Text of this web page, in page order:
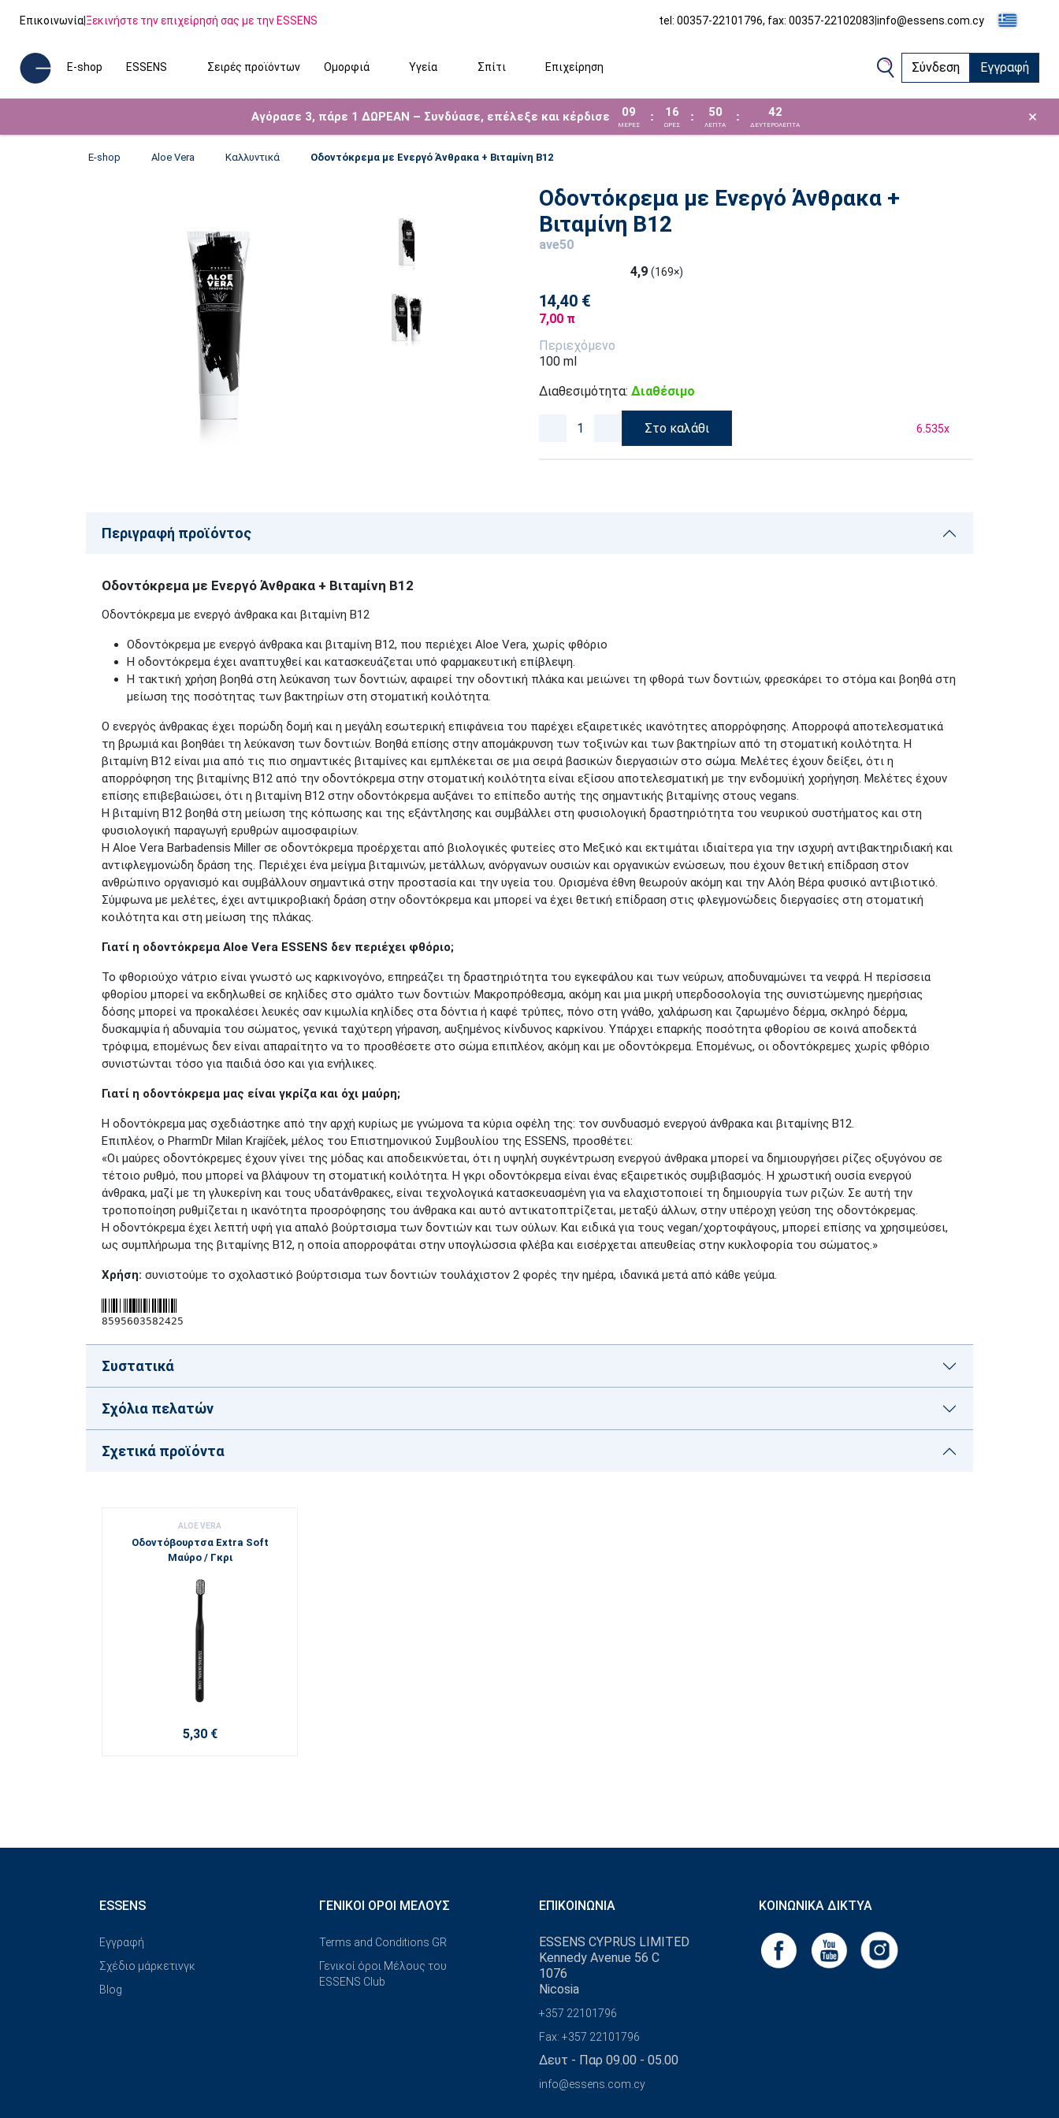
Επικοινωνία|Ξεκινήστε την επιχείρησή σας με την ESSENS tel: 00357-22101796, fax: 00357-22102083|info@essens.com.cy
E-shop ESSENS Σειρές προϊόντων Ομορφιά Υγεία Σπίτι Επιχείρηση Σύνδεση Εγγραφή
Αγόρασε 3, πάρε 1 ΔΩΡΕΑΝ – Συνδύασε, επέλεξε και κέρδισε 09
ΜΈΡΕΣ
: 16
ΩΡΕΣ
: 50
ΛΕΠΤΑ
: 42
ΔΕΥΤΕΡΟΛΕΠΤΑ ×
E-shop Aloe Vera Καλλυντικά Οδοντόκρεμα με Ενεργό Άνθρακα + Βιταμίνη Β12
Οδοντόκρεμα με Ενεργό Άνθρακα +
Βιταμίνη Β12
ave50
4,9 (169×)
14,40 €
7,00 π
Περιεχόμενο
100 ml
Διαθεσιμότητα: Διαθέσιμο
Στο καλάθι 6.535x
Περιγραφή προϊόντος
Οδοντόκρεμα με Ενεργό Άνθρακα + Βιταμίνη Β12
Οδοντόκρεμα με ενεργό άνθρακα και βιταμίνη Β12
Οδοντόκρεμα με ενεργό άνθρακα και βιταμίνη Β12, που περιέχει Aloe Vera, χωρίς φθόριο
Η οδοντόκρεμα έχει αναπτυχθεί και κατασκευάζεται υπό φαρμακευτική επίβλεψη.
Η τακτική χρήση βοηθά στη λεύκανση των δοντιών, αφαιρεί την οδοντική πλάκα και μειώνει τη φθορά των δοντιών, φρεσκάρει το στόμα και βοηθά στη
μείωση της ποσότητας των βακτηρίων στη στοματική κοιλότητα.
Ο ενεργός άνθρακας έχει πορώδη δομή και η μεγάλη εσωτερική επιφάνεια του παρέχει εξαιρετικές ικανότητες απορρόφησης. Απορροφά αποτελεσματικά
τη βρωμιά και βοηθάει τη λεύκανση των δοντιών. Βοηθά επίσης στην απομάκρυνση των τοξινών και των βακτηρίων από τη στοματική κοιλότητα. Η
βιταμίνη Β12 είναι μια από τις πιο σημαντικές βιταμίνες και εμπλέκεται σε μια σειρά βασικών διεργασιών στο σώμα. Μελέτες έχουν δείξει, ότι η
απορρόφηση της βιταμίνης Β12 από την οδοντόκρεμα στην στοματική κοιλότητα είναι εξίσου αποτελεσματική με την ενδομυϊκή χορήγηση. Μελέτες έχουν
επίσης επιβεβαιώσει, ότι η βιταμίνη Β12 στην οδοντόκρεμα αυξάνει το επίπεδο αυτής της σημαντικής βιταμίνης στους vegans.
Η βιταμίνη Β12 βοηθά στη μείωση της κόπωσης και της εξάντλησης και συμβάλλει στη φυσιολογική δραστηριότητα του νευρικού συστήματος και στη
φυσιολογική παραγωγή ερυθρών αιμοσφαιρίων.
Η Aloe Vera Barbadensis Miller σε οδοντόκρεμα προέρχεται από βιολογικές φυτείες στο Μεξικό και εκτιμάται ιδιαίτερα για την ισχυρή αντιβακτηριδιακή και
αντιφλεγμονώδη δράση της. Περιέχει ένα μείγμα βιταμινών, μετάλλων, ανόργανων ουσιών και οργανικών ενώσεων, που έχουν θετική επίδραση στον
ανθρώπινο οργανισμό και συμβάλλουν σημαντικά στην προστασία και την υγεία του. Ορισμένα έθνη θεωρούν ακόμη και την Αλόη Βέρα φυσικό αντιβιοτικό.
Σύμφωνα με μελέτες, έχει αντιμικροβιακή δράση στην οδοντόκρεμα και μπορεί να έχει θετική επίδραση στις φλεγμονώδεις διεργασίες στη στοματική
κοιλότητα και στη μείωση της πλάκας.
Γιατί η οδοντόκρεμα Aloe Vera ESSENS δεν περιέχει φθόριο;
Το φθοριούχο νάτριο είναι γνωστό ως καρκινογόνο, επηρεάζει τη δραστηριότητα του εγκεφάλου και των νεύρων, αποδυναμώνει τα νεφρά. Η περίσσεια
φθορίου μπορεί να εκδηλωθεί σε κηλίδες στο σμάλτο των δοντιών. Μακροπρόθεσμα, ακόμη και μια μικρή υπερδοσολογία της συνιστώμενης ημερήσιας
δόσης μπορεί να προκαλέσει λευκές σαν κιμωλία κηλίδες στα δόντια ή καφέ τρύπες, πόνο στη γνάθο, χαλάρωση και ζαρωμένο δέρμα, σκληρό δέρμα,
δυσκαμψία ή αδυναμία του σώματος, γενικά ταχύτερη γήρανση, αυξημένος κίνδυνος καρκίνου. Υπάρχει επαρκής ποσότητα φθορίου σε κοινά αποδεκτά
τρόφιμα, επομένως δεν είναι απαραίτητο να το προσθέσετε στο σώμα επιπλέον, ακόμη και με οδοντόκρεμα. Επομένως, οι οδοντόκρεμες χωρίς φθόριο
συνιστώνται τόσο για παιδιά όσο και για ενήλικες.
Γιατί η οδοντόκρεμα μας είναι γκρίζα και όχι μαύρη;
Η οδοντόκρεμα μας σχεδιάστηκε από την αρχή κυρίως με γνώμονα τα κύρια οφέλη της: τον συνδυασμό ενεργού άνθρακα και βιταμίνης Β12.
Επιπλέον, ο PharmDr Milan Krajíček, μέλος του Επιστημονικού Συμβουλίου της ESSENS, προσθέτει:
«Οι μαύρες οδοντόκρεμες έχουν γίνει της μόδας και αποδεικνύεται, ότι η υψηλή συγκέντρωση ενεργού άνθρακα μπορεί να δημιουργήσει ρίζες οξυγόνου σε
τέτοιο ρυθμό, που μπορεί να βλάψουν τη στοματική κοιλότητα. Η γκρι οδοντόκρεμα είναι ένας εξαιρετικός συμβιβασμός. Η χρωστική ουσία ενεργού
άνθρακα, μαζί με τη γλυκερίνη και τους υδατάνθρακες, είναι τεχνολογικά κατασκευασμένη για να ελαχιστοποιεί τη δημιουργία των ριζών. Σε αυτή την
τροποποίηση ρυθμίζεται η ικανότητα προσρόφησης του άνθρακα και αυτό αντικατοπτρίζεται, μεταξύ άλλων, στην υπέροχη γεύση της οδοντόκρεμας.
Η οδοντόκρεμα έχει λεπτή υφή για απαλό βούρτσισμα των δοντιών και των ούλων. Και ειδικά για τους vegan/χορτοφάγους, μπορεί επίσης να χρησιμεύσει,
ως συμπλήρωμα της βιταμίνης Β12, η οποία απορροφάται στην υπογλώσσια φλέβα και εισέρχεται απευθείας στην κυκλοφορία του σώματος.»
Χρήση: συνιστούμε το σχολαστικό βούρτσισμα των δοντιών τουλάχιστον 2 φορές την ημέρα, ιδανικά μετά από κάθε γεύμα.
8595603582425
Συστατικά
Σχόλια πελατών
Σχετικά προϊόντα
ALOE VERA
Οδοντόβουρτσα Extra Soft
Μαύρο / Γκρι
5,30 €
ESSENS
Εγγραφή
Σχέδιο μάρκετινγκ
Blog
ΓΕΝΙΚΟΊ ΌΡΟΙ ΜΈΛΟΥΣ
Terms and Conditions GR
Γενικοί όροι Μέλους του
ESSENS Club
ΕΠΙΚΟΙΝΩΝΊΑ
ESSENS CYPRUS LIMITED
Kennedy Avenue 56 C
1076
Nicosia
+357 22101796
Fax: +357 22101796
Δευτ - Παρ 09.00 - 05.00
info@essens.com.cy
ΚΟΙΝΩΝΙΚΆ ΔΊΚΤΥΑ